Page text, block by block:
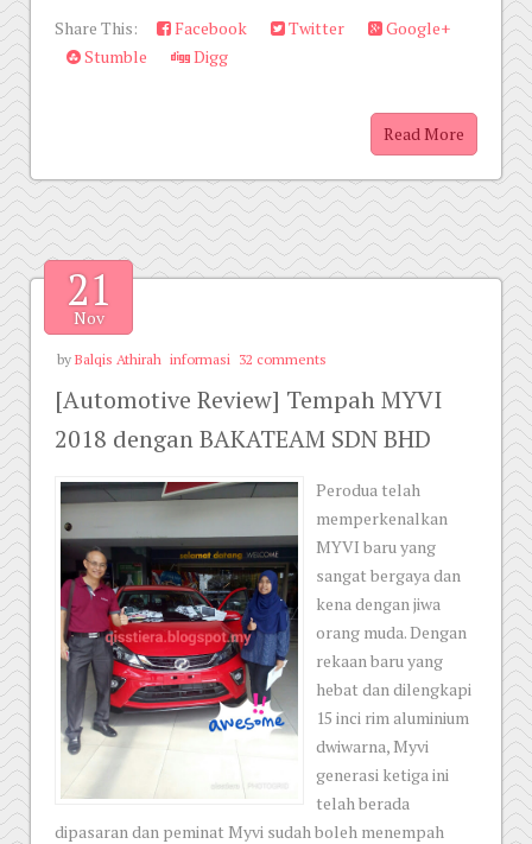
Share This:
Facebook Twitter
Google+
Stumble
Digg
Read More
21
Nov
by Balqis Athirah informasi 32 comments
[Automotive Review] Tempah MYVI
2018 dengan BAKATEAM SDN BHD
Perodua telah
memperkenalkan
MYVI baru yang
sangat bergaya dan
kena dengan jiwa
orang muda. Dengan
rekaan baru yang
hebat dan dilengkapi
15 inci rim aluminium
dwiwarna, Myvi
generasi ketiga ini
telah berada
dipasaran dan peminat Myvi sudah boleh menempah